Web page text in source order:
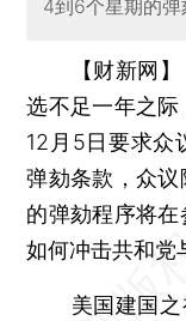
4到6个星期的弹
【财新网
选不足一年之
12月5日要求众
弹劾条款，众
的弹劾程序将
如何冲击共和党
美国建国之初